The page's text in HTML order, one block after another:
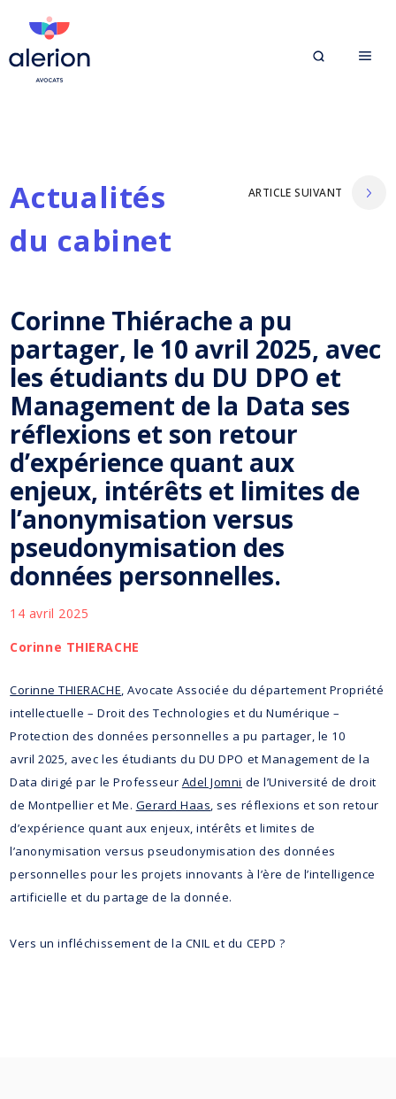
Actualités
du cabinet
ARTICLE SUIVANT
Corinne Thiérache a pu
partager, le 10 avril 2025, avec
les étudiants du DU DPO et
Management de la Data ses
réflexions et son retour
d’expérience quant aux
enjeux, intérêts et limites de
l’anonymisation versus
pseudonymisation des
données personnelles.
14 avril 2025
Corinne THIERACHE
Corinne THIERACHE , Avocate Associée du département Propriété
intellectuelle – Droit des Technologies et du Numérique –
Protection des données personnelles a pu partager, le 10
avril 2025, avec les étudiants du DU DPO et Management de la
Data dirigé par le Professeur Adel Jomni de l’Université de droit
de Montpellier et Me. Gerard Haas , ses réflexions et son retour
d’expérience quant aux enjeux, intérêts et limites de
l’anonymisation versus pseudonymisation des données
personnelles pour les projets innovants à l’ère de l’intelligence
artificielle et du partage de la donnée.
Vers un infléchissement de la CNIL et du CEPD ?